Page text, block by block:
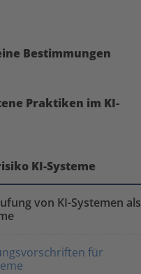
Bestimmungen
Praktiken im KI-
KI-Systeme
von KI-Systemen als
für